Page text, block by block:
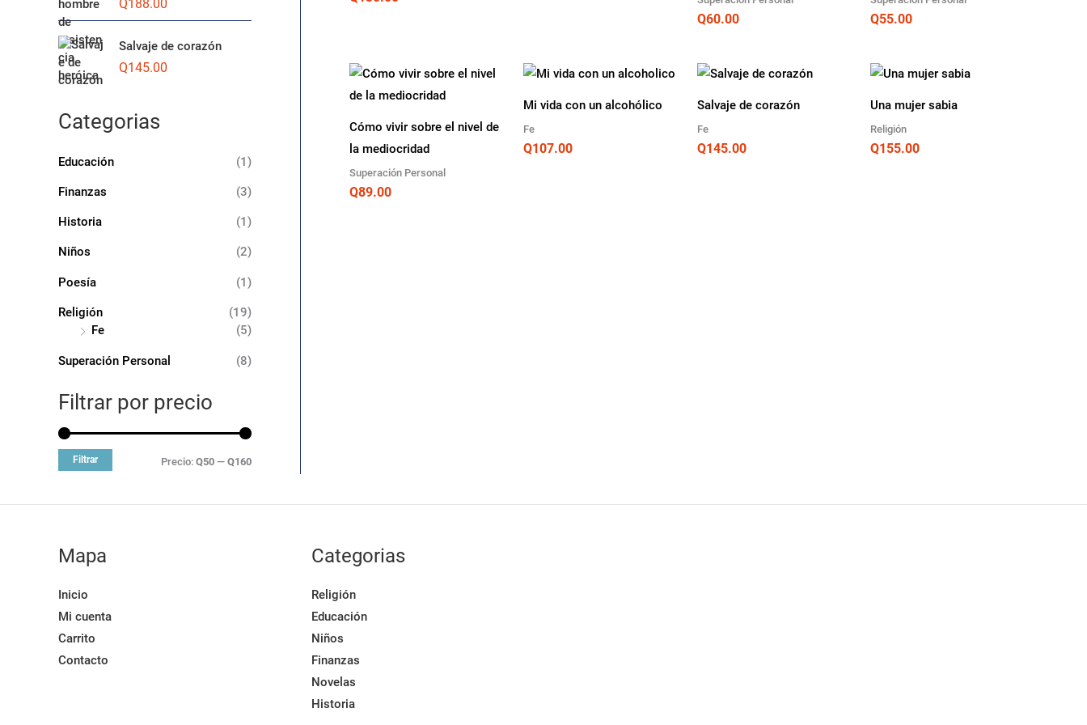
Q188.00
Salvaje de corazón
Q145.00
Categorias
Educación (1)
Finanzas (3)
Historia (1)
Niños (2)
Poesía (1)
Religión
(19)
Fe
(5)
Superación Personal (8)
Filtrar por precio
Filtrar Precio: Q50 — Q160
Q60.00 Q55.00
Cómo vivir sobre el nivel de
la mediocridad
Superación Personal
Q89.00
Mi vida con un alcohólico
Fe
Q107.00
Salvaje de corazón
Fe
Q145.00
Una mujer sabia
Religión
Q155.00
Mapa
Inicio
Mi cuenta
Carrito
Contacto
Categorias
Religión
Educación
Niños
Finanzas
Novelas
Historia